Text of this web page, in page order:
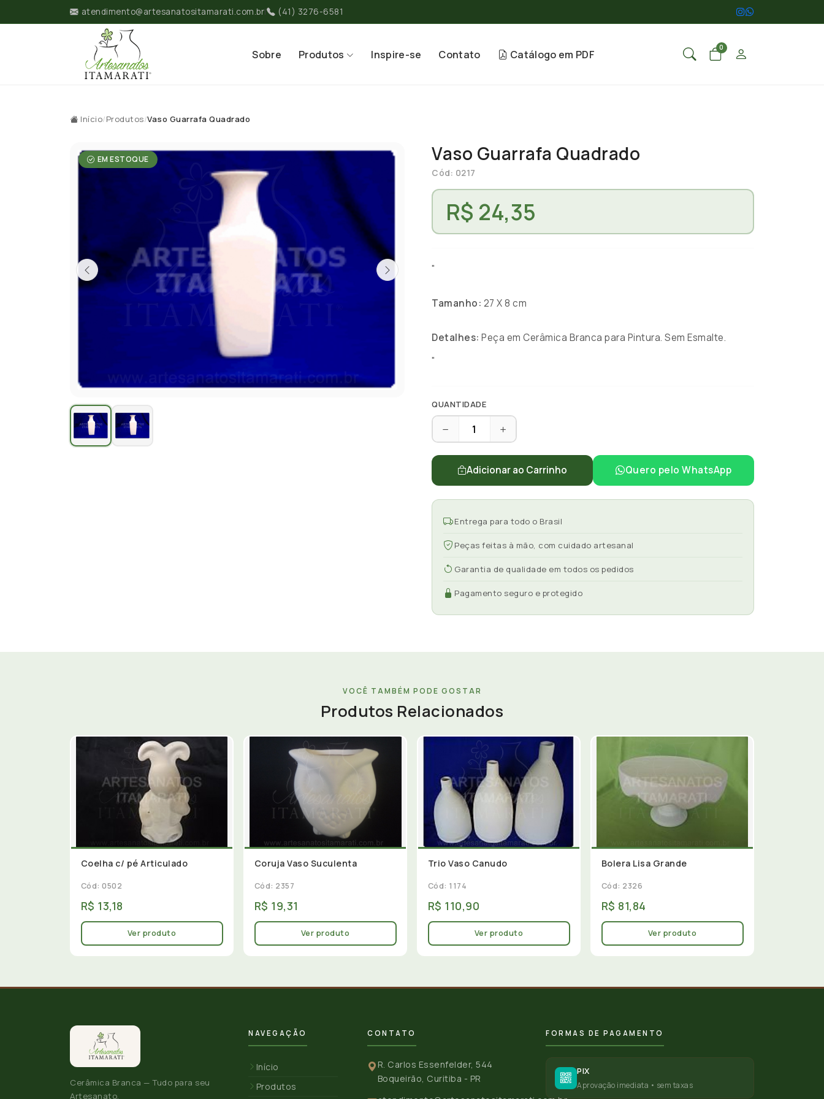
atendimento@artesanatositamarati.com.br| (41) 3276-6581
Sobre Produtos Inspire-se Contato Catálogo em PDF
0
Início/Produtos/Vaso Guarrafa Quadrado
EM ESTOQUE Vaso Guarrafa Quadrado
Cód: 0217
R$ 24,35
"
Tamanho: 27 X 8 cm
Detalhes: Peça em Cerâmica Branca para Pintura. Sem Esmalte.
"
QUANTIDADE
Adicionar ao Carrinho Quero pelo WhatsApp
Entrega para todo o Brasil
Peças feitas à mão, com cuidado artesanal
Garantia de qualidade em todos os pedidos
Pagamento seguro e protegido
VOCÊ TAMBÉM PODE GOSTAR
Produtos Relacionados
Coelha c/ pé Articulado
Cód: 0502
R$ 13,18
Ver produto
Coruja Vaso Suculenta
Cód: 2357
R$ 19,31
Ver produto
Trio Vaso Canudo
Cód: 1174
R$ 110,90
Ver produto
Bolera Lisa Grande
Cód: 2326
R$ 81,84
Ver produto
Cerâmica Branca — Tudo para seu
Artesanato.
NAVEGAÇÃO
Início
Produtos
CONTATO
R. Carlos Essenfelder, 544
Boqueirão, Curitiba - PR
FORMAS DE PAGAMENTO
PIX
Aprovação imediata • sem taxas